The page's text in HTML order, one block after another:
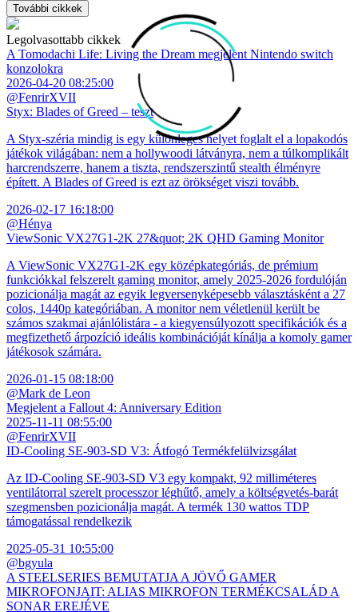
További cikkek
Legolvasottabb cikkek
A Tomodachi Life: Living the Dream megjelent Nintendo switch
konzolokra
2026-04-20 08:25:00
@FenrirXVII
Styx: Blades of Greed – teszt
A Styx-széria mindig is egy különleges helyet foglalt el a lopakodós
játékok világában: nem a hollywoodi látványra, nem a túlkomplikált
harcrendszerre, hanem a tiszta, rendszerszintű stealth élményre
épített. A Blades of Greed is ezt az örökséget viszi tovább.
2026-02-17 16:18:00
@Hénya
ViewSonic VX27G1-2K 27&quot; 2K QHD Gaming Monitor
A ViewSonic VX27G1-2K egy középkategóriás, de prémium
funkciókkal felszerelt gaming monitor, amely 2025-2026 fordulóján
pozicionálja magát az egyik legversenyképesebb választásként a 27
colos, 1440p kategóriában. A monitor nem véletlenül került be
számos szakmai ajánlólistára - a kiegyensúlyozott specifikációk és a
megfizethető árpozíció ideális kombinációját kínálja a komoly gamer
játékosok számára.
2026-01-15 08:18:00
@Mark de Leon
Megjelent a Fallout 4: Anniversary Edition
2025-11-11 08:55:00
@FenrirXVII
ID-Cooling SE-903-SD V3: Átfogó Termékfelülvizsgálat
Az ID-Cooling SE-903-SD V3 egy kompakt, 92 milliméteres
ventilátorral szerelt processzor léghűtő, amely a költségvetés-barát
szegmensben pozicionálja magát. A termék 130 wattos TDP
támogatással rendelkezik
2025-05-31 10:55:00
@bgyula
A STEELSERIES BEMUTATJA A JÖVŐ GAMER
MIKROFONJAIT: ALIAS MIKROFON TERMÉKCSALÁD A
SONAR EREJÉVE